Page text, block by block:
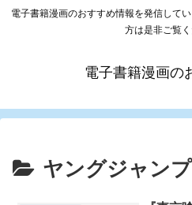
電子書籍漫画のおすすめ情報を発信して
方は是非ご覧く
電子書籍漫画の
ヤングジャンプ